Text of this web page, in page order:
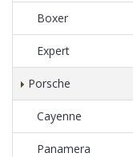
Boxer
Expert
Porsche
Cayenne
Panamera